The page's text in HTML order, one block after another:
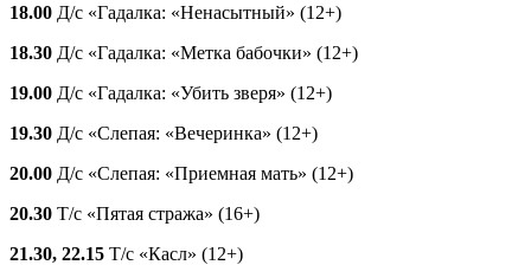
18.00 Д/с «Гадалка: «Ненасытный» (12+)
18.30 Д/с «Гадалка: «Метка бабочки» (12+)
19.00 Д/с «Гадалка: «Убить зверя» (12+)
19.30 Д/с «Слепая: «Вечеринка» (12+)
20.00 Д/с «Слепая: «Приемная мать» (12+)
20.30 Т/с «Пятая стража» (16+)
21.30, 22.15 Т/с «Касл» (12+)